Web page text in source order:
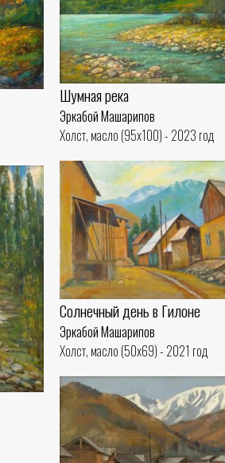
Шумная река
Эркабой Машарипов
Холст, масло (95x100) - 2023 год
Солнечный день в Гилоне
Эркабой Машарипов
Холст, масло (50x69) - 2021 год